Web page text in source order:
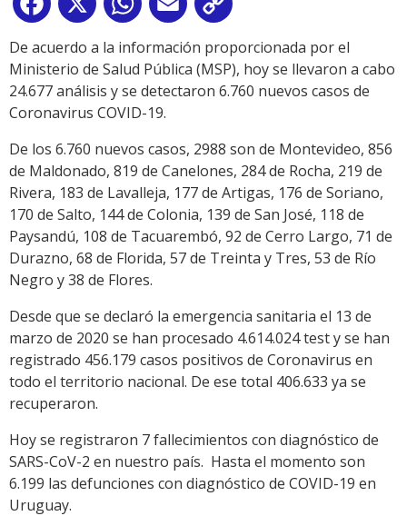
Facebook
X WhatsApp
Email
Link
De acuerdo a la información proporcionada por el
Ministerio de Salud Pública (MSP), hoy se llevaron a cabo
24.677 análisis y se detectaron 6.760 nuevos casos de
Coronavirus COVID-19.
De los 6.760 nuevos casos, 2988 son de Montevideo, 856
de Maldonado, 819 de Canelones, 284 de Rocha, 219 de
Rivera, 183 de Lavalleja, 177 de Artigas, 176 de Soriano,
170 de Salto, 144 de Colonia, 139 de San José, 118 de
Paysandú, 108 de Tacuarembó, 92 de Cerro Largo, 71 de
Durazno, 68 de Florida, 57 de Treinta y Tres, 53 de Río
Negro y 38 de Flores.
Desde que se declaró la emergencia sanitaria el 13 de
marzo de 2020 se han procesado 4.614.024 test y se han
registrado 456.179 casos positivos de Coronavirus en
todo el territorio nacional. De ese total 406.633 ya se
recuperaron.
Hoy se registraron 7 fallecimientos con diagnóstico de
SARS-CoV-2 en nuestro país. Hasta el momento son
6.199 las defunciones con diagnóstico de COVID-19 en
Uruguay.